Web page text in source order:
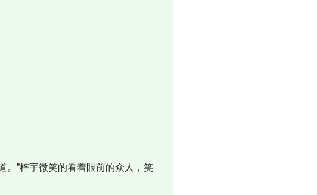
”梓宇微笑的看着眼前的众人，笑